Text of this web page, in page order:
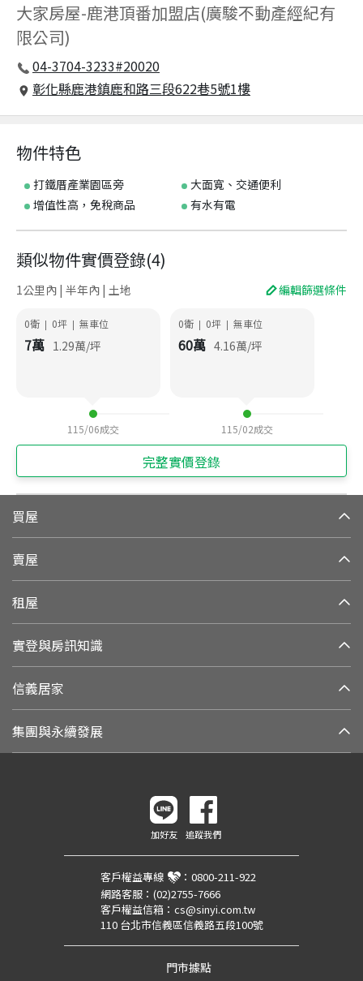
大家房屋-鹿港頂番加盟店(廣駿不動產經紀有
限公司)
04-3704-3233#20020
彰化縣鹿港鎮鹿和路三段622巷5號1樓
物件特色
打鐵厝產業園區旁
大面寬、交通便利
增值性高，免稅商品
有水有電
類似物件實價登錄(4)
1公里內 | 半年內 | 土地 編輯篩選條件
0衛 | 0坪 | 無車位
7萬 1.29萬/坪
115/06成交
0衛 | 0坪 | 無車位
60萬 4.16萬/坪
115/02成交
完整實價登錄
買屋
賣屋
租屋
實登與房訊知識
信義居家
集團與永續發展
加好友 追蹤我們
客戶權益專線 ： 0800-211-922
網路客服： (02)2755-7666
客戶權益信箱： cs@sinyi.com.tw
110 台北市信義區信義路五段100號
門市據點